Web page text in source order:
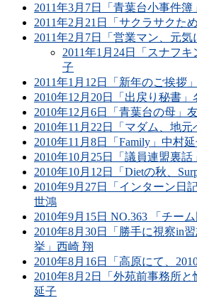
2011年3月7日「青葉台小事件簿
2011年2月21日「サクラサクた
2011年2月7日「営業マン、元
2011年1月24日「スナフ
子
2011年1月12日「新年のご挨拶
2010年12月20日「出戻り秘書」
2010年12月6日「青葉台の母」
2010年11月22日「マダム、地
2010年11月8日「Family」中村
2010年10月25日「議員連盟裏
2010年10月12日「Dietの秋、
2010年9月27日「インターン日
世鴻
2010年9月15日 NO.363 「チー
2010年8月30日「勝手に視察in
挙」西崎 翔
2010年8月16日「高原にて、
2010年8月2日「外苑前事務所
延子